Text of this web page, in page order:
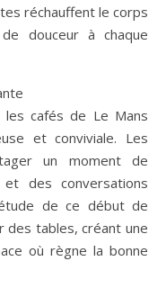
réchauffent le corps
douceur à chaque
les cafés de Le Mans
et conviviale. Les
un moment de
des conversations
de ce début de
des tables, créant une
où règne la bonne